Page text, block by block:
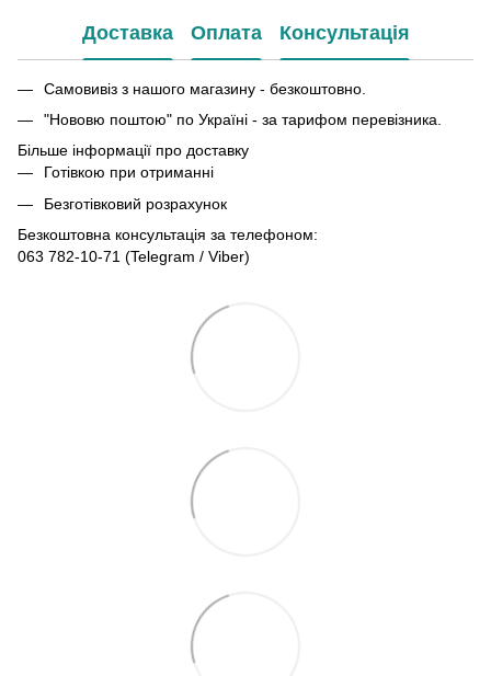
Доставка Оплата Консультація
Самовивіз з нашого магазину - безкоштовно.
"Нововю поштою" по Україні - за тарифом перевізника.
Більше інформації про доставку
Готівкою при отриманні
Безготівковий розрахунок
Безкоштовна консультація за телефоном:
063 782-10-71 (Telegram / Viber)